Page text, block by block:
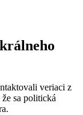
veriaci z
sa politická